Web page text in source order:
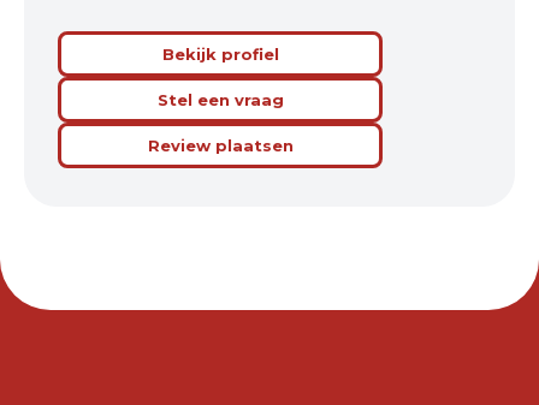
Bekijk profiel
Stel een vraag
Review plaatsen